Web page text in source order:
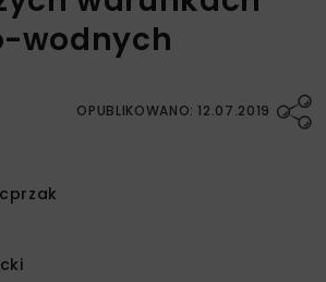
wodnych
OPUBLIKOWANO: 12.07.2019